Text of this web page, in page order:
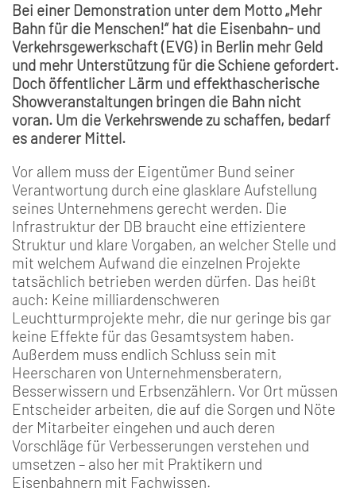
Bei einer Demonstration unter dem Motto „Mehr
Bahn für die Menschen!“ hat die Eisenbahn- und
Verkehrsgewerkschaft (EVG) in Berlin mehr Geld
und mehr Unterstützung für die Schiene gefordert.
Doch öffentlicher Lärm und effekthascherische
Showveranstaltungen bringen die Bahn nicht
voran. Um die Verkehrswende zu schaffen, bedarf
es anderer Mittel.
Vor allem muss der Eigentümer Bund seiner
Verantwortung durch eine glasklare Aufstellung
seines Unternehmens gerecht werden. Die
Infrastruktur der DB braucht eine effizientere
Struktur und klare Vorgaben, an welcher Stelle und
mit welchem Aufwand die einzelnen Projekte
tatsächlich betrieben werden dürfen. Das heißt
auch: Keine milliardenschweren
Leuchtturmprojekte mehr, die nur geringe bis gar
keine Effekte für das Gesamtsystem haben.
Außerdem muss endlich Schluss sein mit
Heerscharen von Unternehmensberatern,
Besserwissern und Erbsenzählern. Vor Ort müssen
Entscheider arbeiten, die auf die Sorgen und Nöte
der Mitarbeiter eingehen und auch deren
Vorschläge für Verbesserungen verstehen und
umsetzen – also her mit Praktikern und
Eisenbahnern mit Fachwissen.